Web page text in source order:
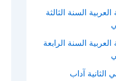
السنة الثالثة
السنة الرابعة
الثانية آداب